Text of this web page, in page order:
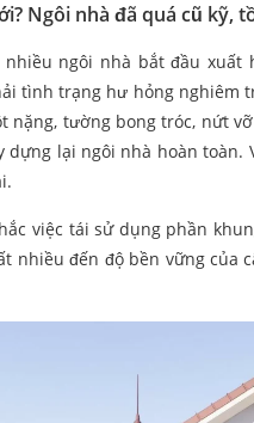
Ngôi nhà đã quá cũ kỹ,
nhiều ngôi nhà bắt đầu
tình trạng hư hỏng nghiêm
nặng, tường bong tróc, nứt
lại ngôi nhà hoàn toàn.
việc tái sử dụng phần
nhiều đến độ bền vững